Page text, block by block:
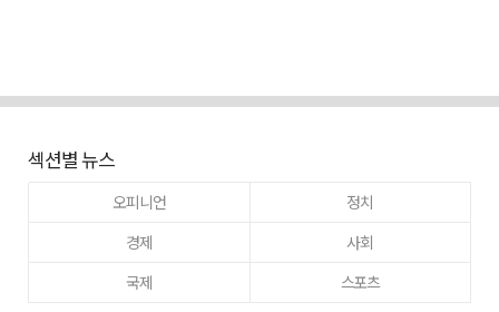
섹션별 뉴스
오피니언
정치
경제
사회
국제
스포츠